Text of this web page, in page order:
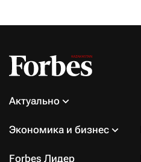
Актуально
Экономика и бизнес
Forbes Лидер